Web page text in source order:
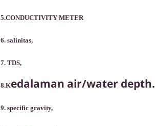
5.CONDUCTIVITY METER
6. salinitas,
7. TDS,
8.Kedalaman air/water depth.
9. specific gravity,